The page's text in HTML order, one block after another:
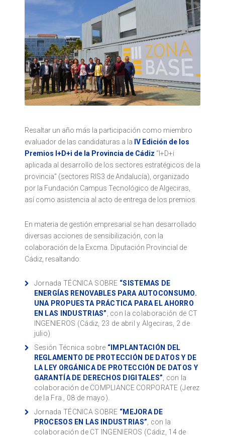
Resaltar un año más la participación como miembro
evaluador de las candidaturas a la IV Edición de los
Premios I+D+i de la Provincia de Cádiz “I+D+i
aplicada al desarrollo de los sectores estratégicos de la
provincia" (sectores RIS3 de Andalucía), organizado
por la Fundación Campus Tecnológico de Algeciras,
así como asistencia al acto de entrega de los premios.
En materia de gestión empresarial se han desarrollado
diversas acciones de sensibilización, con la
colaboración de la Excma. Diputación Provincial de
Cádiz, resaltando:
Jornada TÉCNICA SOBRE “SISTEMAS DE
ENERGÍAS RENOVABLES PARA AUTOCONSUMO.
UNA PROPUESTA PRÁCTICA PARA EL AHORRO
EN LAS INDUSTRIAS” , con la colaboración de CT
INGENIEROS (Cádiz, 23 de abril y Algeciras, 2 de
julio)
Sesión Técnica sobre “IMPLANTACIÓN DEL
REGLAMENTO DE PROTECCIÓN DE DATOS Y DE
LA LEY ORGÁNICA DE PROTECCIÓN DE DATOS Y
GARANTÍA DE DERECHOS DIGITALES” , con la
colaboración de COMPLIANCE CORPORATE (Jerez
de la Fra., 08 de mayo).
Jornada TÉCNICA SOBRE “MEJORA DE
PROCESOS EN LAS INDUSTRIAS” , con la
colaboración de CT INGENIEROS (Cádiz, 14 de